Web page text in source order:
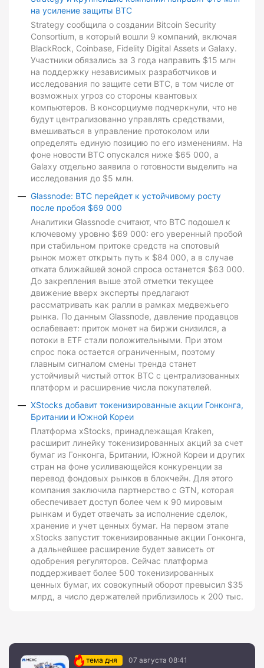
на усиление защиты BTC
Strategy сообщила о создании Bitcoin Security
Consortium, в который вошли 9 компаний, включая
BlackRock, Coinbase, Fidelity Digital Assets и Galaxy.
Участники обязались за 3 года направить $15 млн
на поддержку независимых разработчиков и
исследования по защите сети BTC, в том числе от
возможных угроз со стороны квантовых
компьютеров. В консорциуме подчеркнули, что не
будут централизованно управлять средствами,
вмешиваться в управление протоколом или
определять единую позицию по его изменениям. На
фоне новости BTC опускался ниже $65 000, а
Galaxy отдельно заявила о готовности выделить на
исследования до $5 млн.
Glassnode: BTC перейдет к устойчивому росту
после пробоя $69 000
Аналитики Glassnode считают, что BTC подошел к
ключевому уровню $69 000: его уверенный пробой
при стабильном притоке средств на спотовый
рынок может открыть путь к $84 000, а в случае
отката ближайшей зоной спроса останется $63 000.
До закрепления выше этой отметки текущее
движение вверх эксперты предлагают
рассматривать как ралли в рамках медвежьего
рынка. По данным Glassnode, давление продавцов
ослабевает: приток монет на биржи снизился, а
потоки в ETF стали положительными. При этом
спрос пока остается ограниченным, поэтому
главным сигналом смены тренда станет
устойчивый чистый отток BTC с централизованных
платформ и расширение числа покупателей.
XStocks добавит токенизированные акции Гонконга,
Британии и Южной Кореи
Платформа xStocks, принадлежащая Kraken,
расширит линейку токенизированных акций за счет
бумаг из Гонконга, Британии, Южной Кореи и других
стран на фоне усиливающейся конкуренции за
перевод фондовых рынков в блокчейн. Для этого
компания заключила партнерство с GTN, которая
обеспечивает доступ более чем к 90 мировым
рынкам и будет отвечать за исполнение сделок,
хранение и учет ценных бумаг. На первом этапе
xStocks запустит токенизированные акции Гонконга,
а дальнейшее расширение будет зависеть от
одобрения регуляторов. Сейчас платформа
поддерживает более 500 токенизированных
ценных бумаг, их совокупный оборот превысил $35
млрд, а число держателей приблизилось к 200 тыс.
тема дня 07 августа 08:41